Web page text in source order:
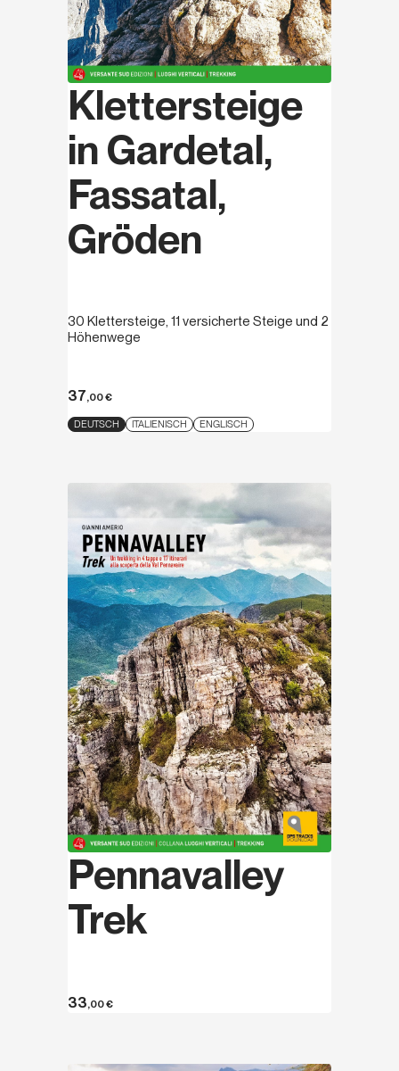
Klettersteige
in Gardetal,
Fassatal,
Gröden
30 Klettersteige, 11 versicherte Steige und 2
Höhenwege
37,00€
DEUTSCH ITALIENISCH ENGLISCH
Pennavalley
Trek
33,00€